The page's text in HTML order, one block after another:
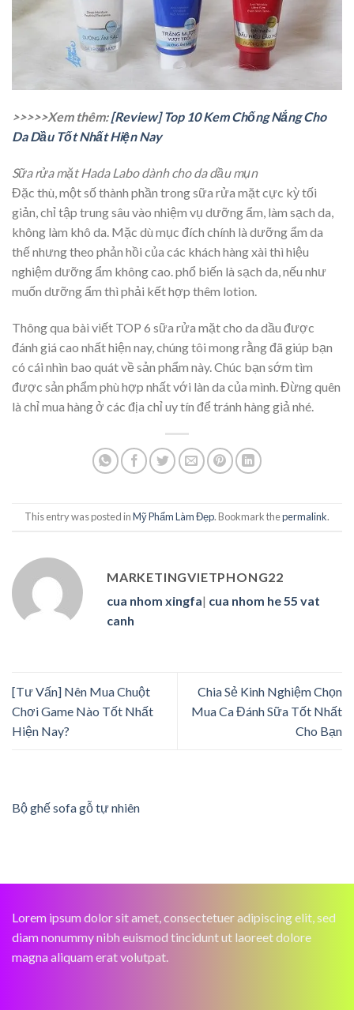
>>>>>Xem thêm:[Review] Top 10 Kem Chống Nắng Cho
Da Dầu Tốt Nhất Hiện Nay
Sữa rửa mặt Hada Labo dành cho da dầu mụn
Đặc thù, một số thành phần trong sữa rửa mặt cực kỳ tối
giản, chỉ tập trung sâu vào nhiệm vụ dưỡng ẩm, làm sạch da,
không làm khô da. Mặc dù mục đích chính là dưỡng ẩm da
thế nhưng theo phản hồi của các khách hàng xài thì hiệu
nghiệm dưỡng ẩm không cao. phổ biến là sạch da, nếu như
muốn dưỡng ẩm thì phải kết hợp thêm lotion.
Thông qua bài viết TOP 6 sữa rửa mặt cho da dầu được
đánh giá cao nhất hiện nay, chúng tôi mong rằng đã giúp bạn
có cái nhìn bao quát về sản phẩm này. Chúc bạn sớm tìm
được sản phẩm phù hợp nhất với làn da của mình. Đừng quên
là chỉ mua hàng ở các địa chỉ uy tín để tránh hàng giả nhé.
This entry was posted inMỹ Phẩm Làm Đẹp. Bookmark thepermalink.
MARKETINGVIETPHONG22
cua nhom xingfa| cua nhom he 55 vat
canh
[Tư Vấn] Nên Mua Chuột
Chơi Game Nào Tốt Nhất
Hiện Nay?
Chia Sẻ Kinh Nghiệm Chọn
Mua Ca Đánh Sữa Tốt Nhất
Cho Bạn
Bộ ghế sofa gỗ tự nhiên
Lorem ipsum dolor sit amet, consectetuer adipiscing elit, sed
diam nonummy nibh euismod tincidunt ut laoreet dolore
magna aliquam erat volutpat.